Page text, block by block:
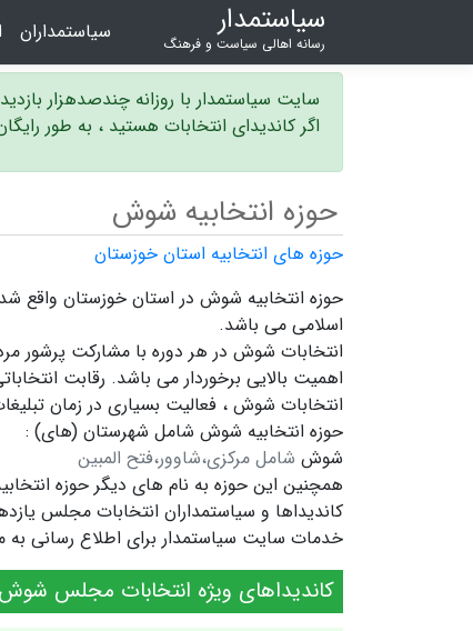
سیاستمدار
رسانه اهالی سیاست و فرهنگ سیاستمداران
سایت سیاستمدار با روزانه چندصدهزار
اگر کاندیدای انتخابات هستید ، به طور
حوزه انتخابیه شوش
حوزه های انتخابیه استان خوزستان
اسلامی می باشد.
انتخابات شوش در هر دوره با مشارکت پرشور
اهمیت بالایی برخوردار می باشد. رقابت
انتخابات شوش ، فعالیت بسیاری در زمان
حوزه انتخابیه شوش شامل شهرستان (های) :
شوش شامل مرکزی،شاوور،فتح المبین
همچنین این حوزه به نام های دیگر حوزه
خدمات سایت سیاستمدار برای اطلاع رسانی به
کاندیداهای ویژه انتخابات مجلس شوش